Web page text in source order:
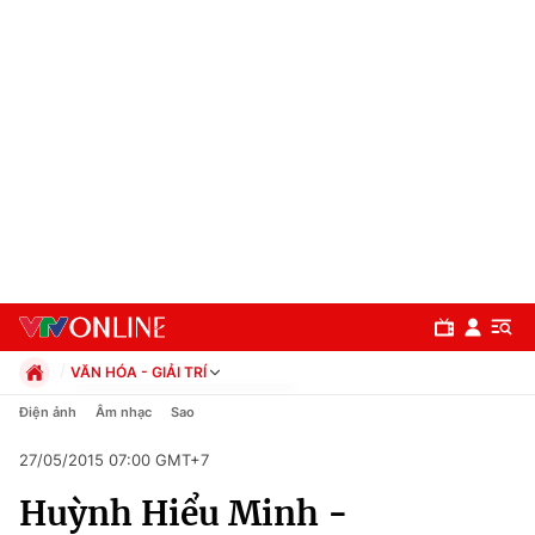
Chuyên mục
VĂN HÓA - GIẢI TRÍ
Chính trị
Pháp luật
Kinh tế
Điện ảnh Âm nhạc Sao
27/05/2015 07:00 GMT+7
Huỳnh Hiểu Minh -